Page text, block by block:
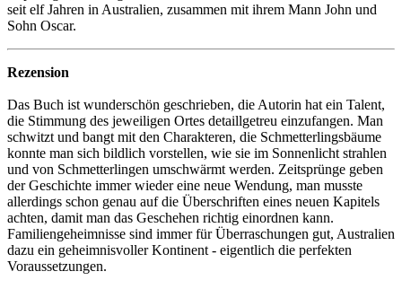
seit elf Jahren in Australien, zusammen mit ihrem Mann John und
Sohn Oscar.
Rezension
Das Buch ist wunderschön geschrieben, die Autorin hat ein Talent,
die Stimmung des jeweiligen Ortes detaillgetreu einzufangen. Man
schwitzt und bangt mit den Charakteren, die Schmetterlingsbäume
konnte man sich bildlich vorstellen, wie sie im Sonnenlicht strahlen
und von Schmetterlingen umschwärmt werden. Zeitsprünge geben
der Geschichte immer wieder eine neue Wendung, man musste
allerdings schon genau auf die Überschriften eines neuen Kapitels
achten, damit man das Geschehen richtig einordnen kann.
Familiengeheimnisse sind immer für Überraschungen gut, Australien
dazu ein geheimnisvoller Kontinent - eigentlich die perfekten
Voraussetzungen.